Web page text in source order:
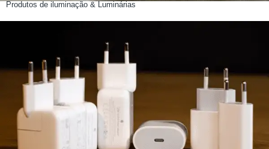
Produtos de iluminação & Luminárias